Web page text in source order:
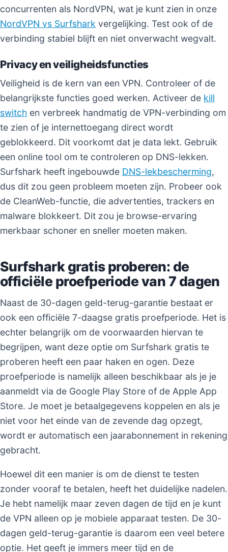
concurrenten als NordVPN, wat je kunt zien in onze
NordVPN vs Surfshark vergelijking. Test ook of de
verbinding stabiel blijft en niet onverwacht wegvalt.
Privacy en veiligheidsfuncties
Veiligheid is de kern van een VPN. Controleer of de
belangrijkste functies goed werken. Activeer de kill
switch en verbreek handmatig de VPN-verbinding om
te zien of je internettoegang direct wordt
geblokkeerd. Dit voorkomt dat je data lekt. Gebruik
een online tool om te controleren op DNS-lekken.
Surfshark heeft ingebouwde DNS-lekbescherming,
dus dit zou geen probleem moeten zijn. Probeer ook
de CleanWeb-functie, die advertenties, trackers en
malware blokkeert. Dit zou je browse-ervaring
merkbaar schoner en sneller moeten maken.
Surfshark gratis proberen: de
officiële proefperiode van 7 dagen
Naast de 30-dagen geld-terug-garantie bestaat er
ook een officiële 7-daagse gratis proefperiode. Het is
echter belangrijk om de voorwaarden hiervan te
begrijpen, want deze optie om Surfshark gratis te
proberen heeft een paar haken en ogen. Deze
proefperiode is namelijk alleen beschikbaar als je je
aanmeldt via de Google Play Store of de Apple App
Store. Je moet je betaalgegevens koppelen en als je
niet voor het einde van de zevende dag opzegt,
wordt er automatisch een jaarabonnement in rekening
gebracht.
Hoewel dit een manier is om de dienst te testen
zonder vooraf te betalen, heeft het duidelijke nadelen.
Je hebt namelijk maar zeven dagen de tijd en je kunt
de VPN alleen op je mobiele apparaat testen. De 30-
dagen geld-terug-garantie is daarom een veel betere
optie. Het geeft je immers meer tijd en de